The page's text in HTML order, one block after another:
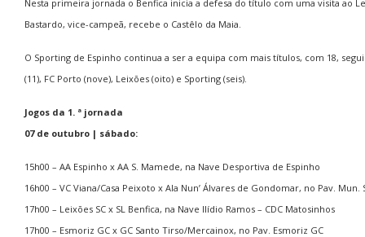
Nesta primeira jornada o Benfica inicia a defesa do título com uma visita ao
Bastardo, vice-campeã, recebe o Castêlo da Maia.
O Sporting de Espinho continua a ser a equipa com mais títulos, com 18,
(11), FC Porto (nove), Leixões (oito) e Sporting (seis).
Jogos da 1. ª jornada
07 de outubro | sábado:
15h00 – AA Espinho x AA S. Mamede, na Nave Desportiva de Espinho
16h00 – VC Viana/Casa Peixoto x Ala Nun’ Álvares de Gondomar, no Pav. Mun.
17h00 – Leixões SC x SL Benfica, na Nave Ilídio Ramos – CDC Matosinhos
17h00 – Esmoriz GC x GC Santo Tirso/Mercainox, no Pav. Esmoriz GC